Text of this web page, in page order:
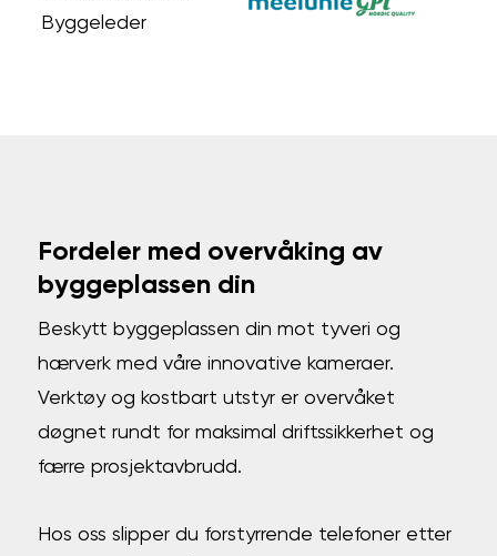
Byggeleder
Fordeler med overvåking av
byggeplassen din
Beskytt byggeplassen din mot tyveri og
hærverk med våre innovative kameraer.
Verktøy og kostbart utstyr er overvåket
døgnet rundt for maksimal driftssikkerhet og
færre prosjektavbrudd.
Hos oss slipper du forstyrrende telefoner etter